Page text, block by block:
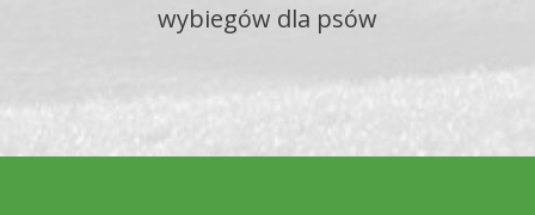
wybiegów dla psów